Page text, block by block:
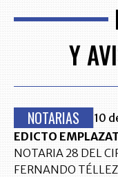
Y
NOTARIAS
10
EDICTO
NOTARIA 28 DEL
FERNANDO